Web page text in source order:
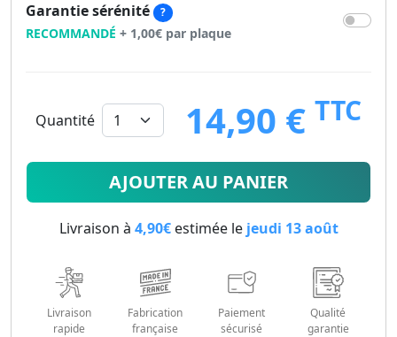
Garantie sérénité ?
RECOMMANDÉ + 1,00€ par plaque
Quantité 14,90 € TTC
14.9€
AJOUTER AU PANIER
Livraison à 4,90€estimée le jeudi 13 août
Livraison
rapide
Fabrication
française
Paiement
sécurisé
Qualité
garantie